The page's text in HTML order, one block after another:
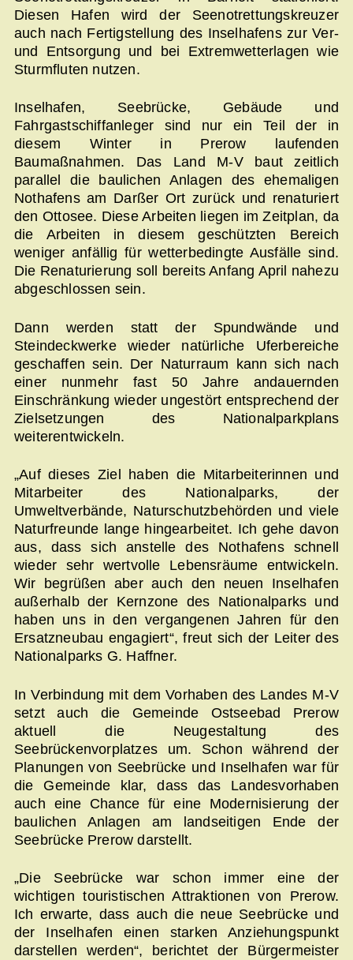
Diesen Hafen wird der Seenotrettungskreuzer
auch nach Fertigstellung des Inselhafens zur Ver-
und Entsorgung und bei Extremwetterlagen wie
Sturmfluten nutzen.
Inselhafen, Seebrücke, Gebäude und
Fahrgastschiffanleger sind nur ein Teil der in
diesem Winter in Prerow laufenden
Baumaßnahmen. Das Land M-V baut zeitlich
parallel die baulichen Anlagen des ehemaligen
Nothafens am Darßer Ort zurück und renaturiert
den Ottosee. Diese Arbeiten liegen im Zeitplan, da
die Arbeiten in diesem geschützten Bereich
weniger anfällig für wetterbedingte Ausfälle sind.
Die Renaturierung soll bereits Anfang April nahezu
abgeschlossen sein.
Dann werden statt der Spundwände und
Steindeckwerke wieder natürliche Uferbereiche
geschaffen sein. Der Naturraum kann sich nach
einer nunmehr fast 50 Jahre andauernden
Einschränkung wieder ungestört entsprechend der
Zielsetzungen des Nationalparkplans
weiterentwickeln.
„Auf dieses Ziel haben die Mitarbeiterinnen und
Mitarbeiter des Nationalparks, der
Umweltverbände, Naturschutzbehörden und viele
Naturfreunde lange hingearbeitet. Ich gehe davon
aus, dass sich anstelle des Nothafens schnell
wieder sehr wertvolle Lebensräume entwickeln.
Wir begrüßen aber auch den neuen Inselhafen
außerhalb der Kernzone des Nationalparks und
haben uns in den vergangenen Jahren für den
Ersatzneubau engagiert“, freut sich der Leiter des
Nationalparks G. Haffner.
In Verbindung mit dem Vorhaben des Landes M-V
setzt auch die Gemeinde Ostseebad Prerow
aktuell die Neugestaltung des
Seebrückenvorplatzes um. Schon während der
Planungen von Seebrücke und Inselhafen war für
die Gemeinde klar, dass das Landesvorhaben
auch eine Chance für eine Modernisierung der
baulichen Anlagen am landseitigen Ende der
Seebrücke Prerow darstellt.
„Die Seebrücke war schon immer eine der
wichtigen touristischen Attraktionen von Prerow.
Ich erwarte, dass auch die neue Seebrücke und
der Inselhafen einen starken Anziehungspunkt
darstellen werden“, berichtet der Bürgermeister